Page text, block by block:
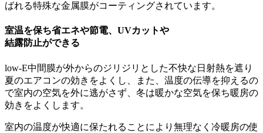
ばれる特殊な金属膜がコーティングされています。
室温を保ち省エネや節電、UVカットや
結露防止ができる
low-E中間膜が外からのジリジリとした不快な日射熱を遮り
夏のエアコンの効きをよくし、また、温度の伝導を抑えるの
で室内の空気を外に逃がさず、冬は暖かな空気を保ち暖房の
効きをよくします。
室内の温度が快適に保たれることにより無理なく冷暖房の使